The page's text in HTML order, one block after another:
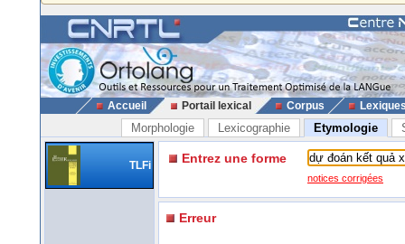
Accueil Portail lexical Corpus
Morphologie Lexicographie Etymologie
TLFi Entrez une forme
notices corrigées
Erreur